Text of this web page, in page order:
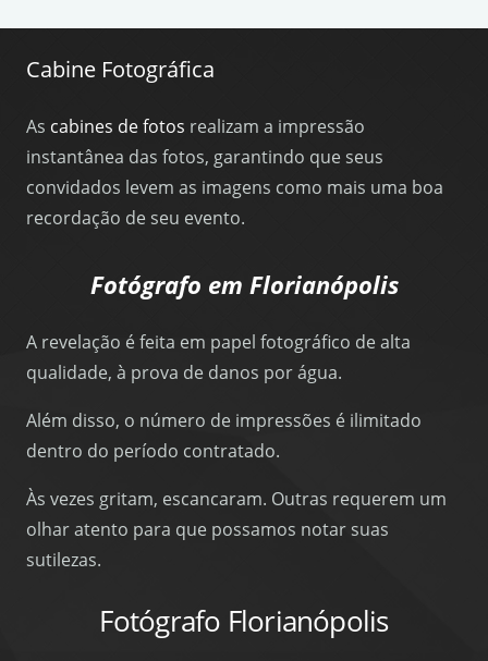
Cabine Fotográfica
As cabines de fotos realizam a impressão
instantânea das fotos, garantindo que seus
convidados levem as imagens como mais uma boa
recordação de seu evento.
Fotógrafo em Florianópolis
A revelação é feita em papel fotográfico de alta
qualidade, à prova de danos por água.
Além disso, o número de impressões é ilimitado
dentro do período contratado.
Às vezes gritam, escancaram. Outras requerem um
olhar atento para que possamos notar suas
sutilezas.
Fotógrafo Florianópolis